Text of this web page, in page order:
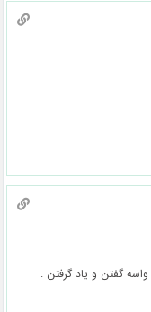
گفتن و یاد گرفتن .